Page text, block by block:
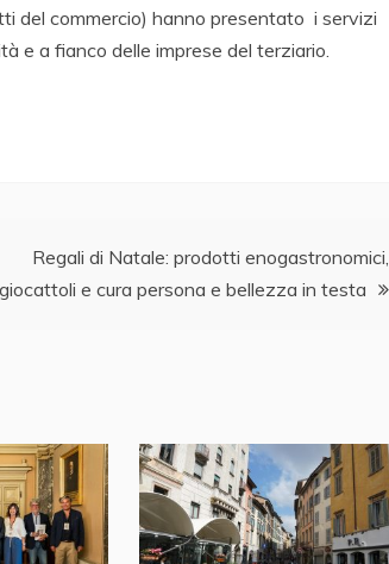
del commercio) hanno presentato i servizi
e a fianco delle imprese del terziario.
Regali di Natale: prodotti enogastronomici,
giocattoli e cura persona e bellezza in testa